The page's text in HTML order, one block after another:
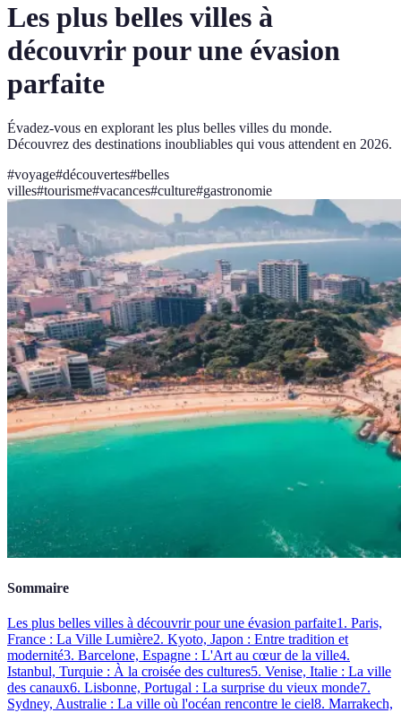
Les plus belles villes à
découvrir pour une évasion
parfaite
Évadez-vous en explorant les plus belles villes du monde.
Découvrez des destinations inoubliables qui vous attendent en 2026.
#voyage#découvertes#belles
villes#tourisme#vacances#culture#gastronomie
Sommaire
Les plus belles villes à découvrir pour une évasion parfaite1. Paris,
France : La Ville Lumière2. Kyoto, Japon : Entre tradition et
modernité3. Barcelone, Espagne : L'Art au cœur de la ville4.
Istanbul, Turquie : À la croisée des cultures5. Venise, Italie : La ville
des canaux6. Lisbonne, Portugal : La surprise du vieux monde7.
Sydney, Australie : La ville où l'océan rencontre le ciel8. Marrakech,